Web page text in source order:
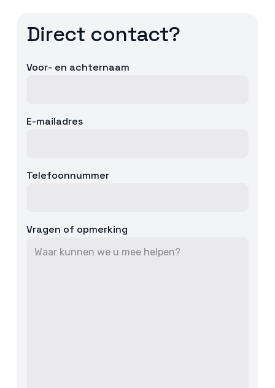
Direct contact?
Voor- en achternaam
E-mailadres
Telefoonnummer
Vragen of opmerking